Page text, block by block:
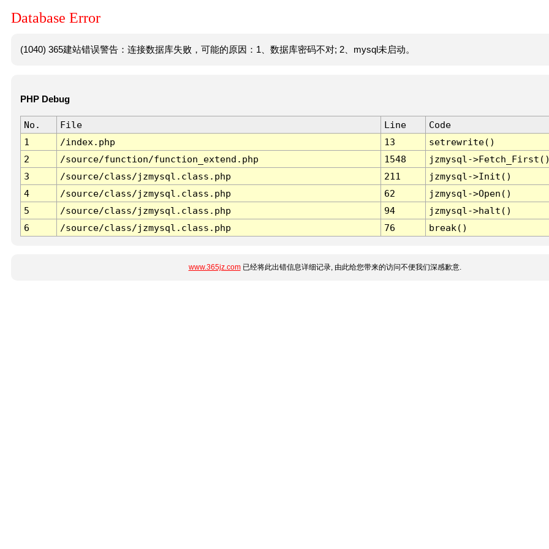
Database Error
(1040) 365建站错误警告：连接数据库失败，可能的原因：1、数据库密码不对; 2、mysql未启动。
PHP Debug
No. File Line
Code
1
/index.php 13
setrewrite()
2
/source/function/function_extend.php 1548
jzmysql-
3
/source/class/jzmysql.class.php 211
jzmysql->Init()
4
/source/class/jzmysql.class.php 62
jzmysql->Open()
5
/source/class/jzmysql.class.php 94
jzmysql->halt()
6
/source/class/jzmysql.class.php 76 break()
www.365jz.com已经将此出错信息详细记录, 由此给您带来的访问不便我们深感歉意.